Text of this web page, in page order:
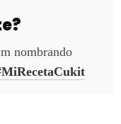
nombrando